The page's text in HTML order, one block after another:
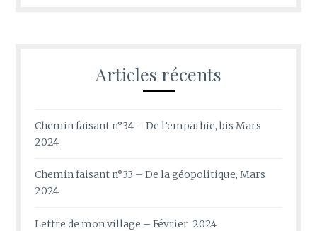
Articles récents
Chemin faisant n°34 – De l’empathie, bis Mars
2024
Chemin faisant n°33 – De la géopolitique, Mars
2024
Lettre de mon village – Février 2024